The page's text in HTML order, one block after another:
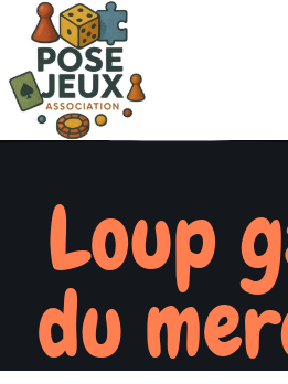
Loup
du